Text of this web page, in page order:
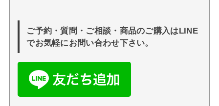
ご予約・質問・ご相談・商品のご購入はLINE
でお気軽にお問い合わせ下さい。